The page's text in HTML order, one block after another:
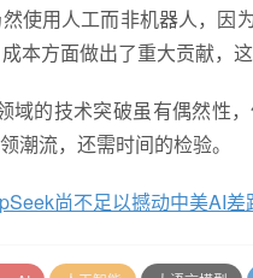
使用人工而非机器人，
本方面做出了重大贡献，
域的技术突破虽有偶然性
潮流，还需时间的检验。
尚不足以撼动中美AI差